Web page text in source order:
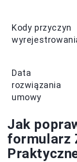
Kody przyczyn
Data
rozwiązania
umowy
Jak
formularz